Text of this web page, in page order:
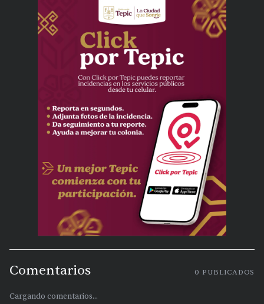
Comentarios 0 PUBLICADOS
Cargando comentarios...